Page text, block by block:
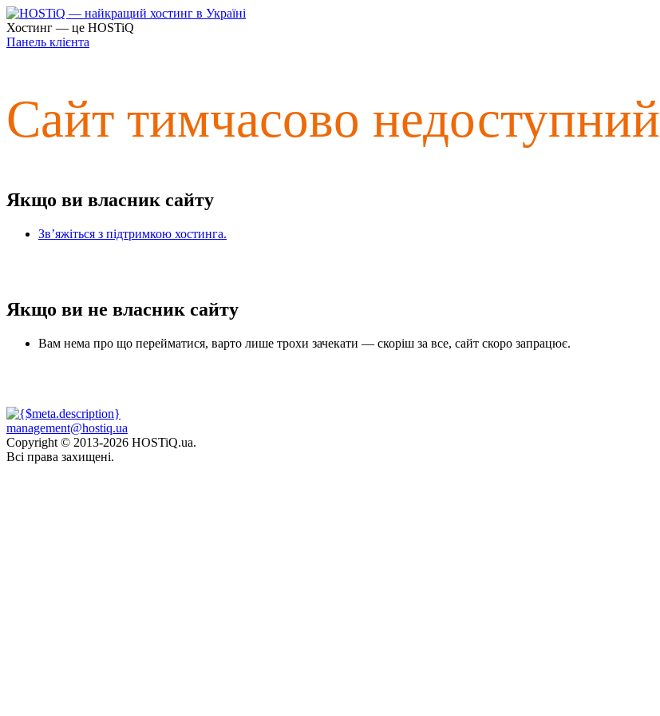
Хостинг — це HOSTiQ
Панель клієнта
Сайт тимчасово недоступний
Якщо ви власник сайту
Зв’яжіться з підтримкою хостинга.
Якщо ви не власник сайту
Вам нема про що перейматися, варто лише трохи зачекати — скоріш за все, сайт скоро запрацює.
management@hostiq.ua
Copyright © 2013-2026 HOSTiQ.ua.
Всі права захищені.